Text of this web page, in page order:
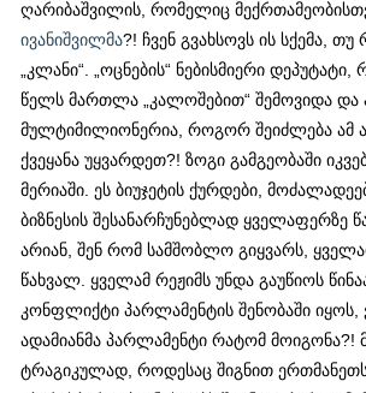
ღარიბაშვილის, რომელიც
ივანიშვილმა?! ჩვენ გვახსოვს ის სქემა, თუ
„კლანი“. „ოცნების“ ნებისმიერი
წელს მართლა „კალოშებით“ შემოვიდა და
მულტიმილიონერია, როგორ შეიძლება ამ
ქვეყანა უყვარდეთ?! ზოგი გამგეობაში
მერიაში. ეს ბიუჯეტის ქურდები,
ბიზნესის შესანარჩუნებლად ყველაფერზე
არიან, შენ რომ სამშობლო გიყვარს,
წახვალ. ყველამ რეჟიმს უნდა გაუწიოს
კონფლიქტი პარლამენტის შენობაში იყოს,
ადამიანმა პარლამენტი რატომ მოიგონა?!
ტრაგიკულად, როდესაც შიგნით